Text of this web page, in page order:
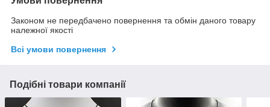
Законом не передбачено повернення та обмін даного товару
належної якості
Всі умови повернення
Подібні товари компанії